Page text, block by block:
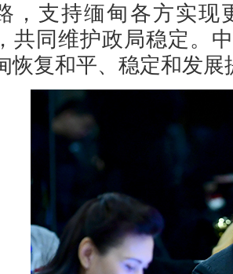
，支持缅甸各方实现
共同维护政局稳定。
恢复和平、稳定和发展